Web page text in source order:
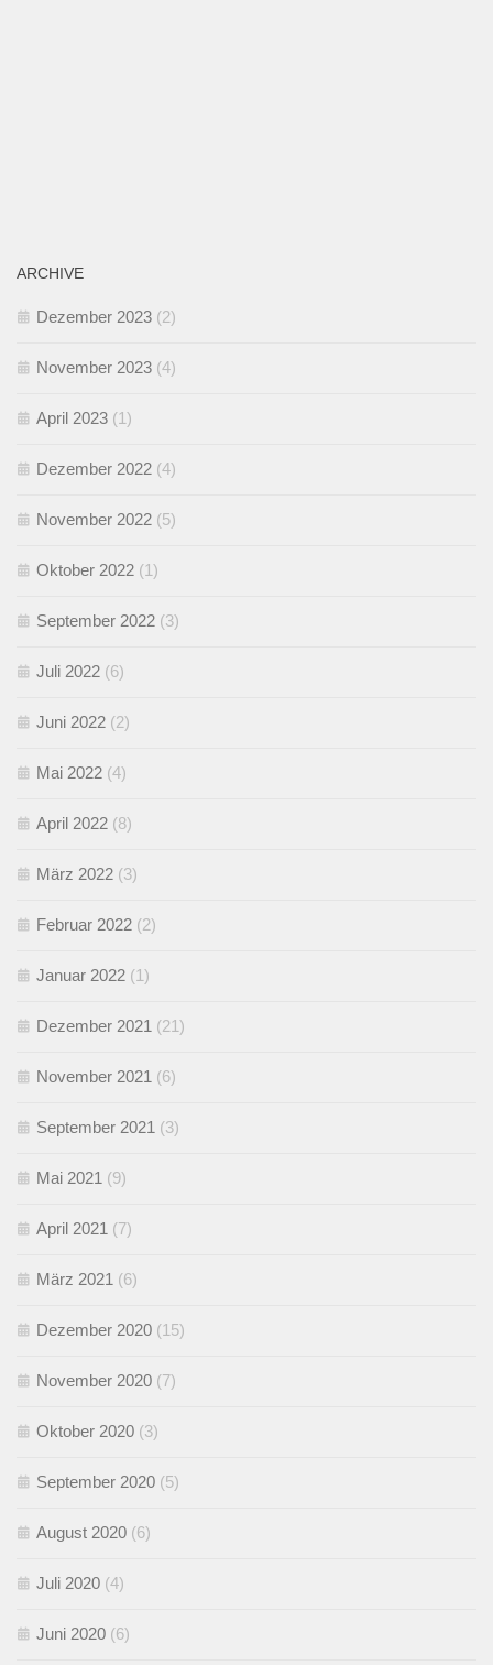
ARCHIVE
Dezember 2023 (2)
November 2023 (4)
April 2023 (1)
Dezember 2022 (4)
November 2022 (5)
Oktober 2022 (1)
September 2022 (3)
Juli 2022 (6)
Juni 2022 (2)
Mai 2022 (4)
April 2022 (8)
März 2022 (3)
Februar 2022 (2)
Januar 2022 (1)
Dezember 2021 (21)
November 2021 (6)
September 2021 (3)
Mai 2021 (9)
April 2021 (7)
März 2021 (6)
Dezember 2020 (15)
November 2020 (7)
Oktober 2020 (3)
September 2020 (5)
August 2020 (6)
Juli 2020 (4)
Juni 2020 (6)